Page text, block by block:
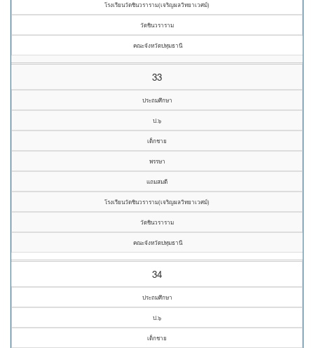
โรงเรียนวัดชินวราราม(เจริญผลวิทยาเวศม์)
วัดชินวราราม
คณะจังหวัดปทุมธานี
33
ประถมศึกษา
ป.๖
เด็กชาย
พรรษา
แถมสมดี
โรงเรียนวัดชินวราราม(เจริญผลวิทยาเวศม์)
วัดชินวราราม
คณะจังหวัดปทุมธานี
34
ประถมศึกษา
ป.๖
เด็กชาย